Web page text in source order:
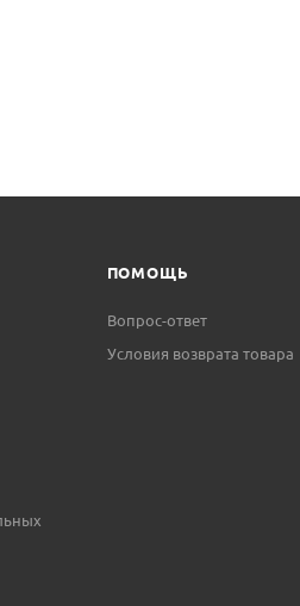
ПОМОЩЬ
Вопрос-ответ
Условия возврата товара